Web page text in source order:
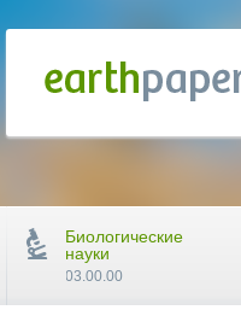
Биологические
науки
03.00.00